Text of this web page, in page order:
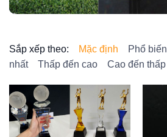
Sắp xếp theo: Mặc định Phổ biến
nhất
Thấp đến cao Cao đến thấp